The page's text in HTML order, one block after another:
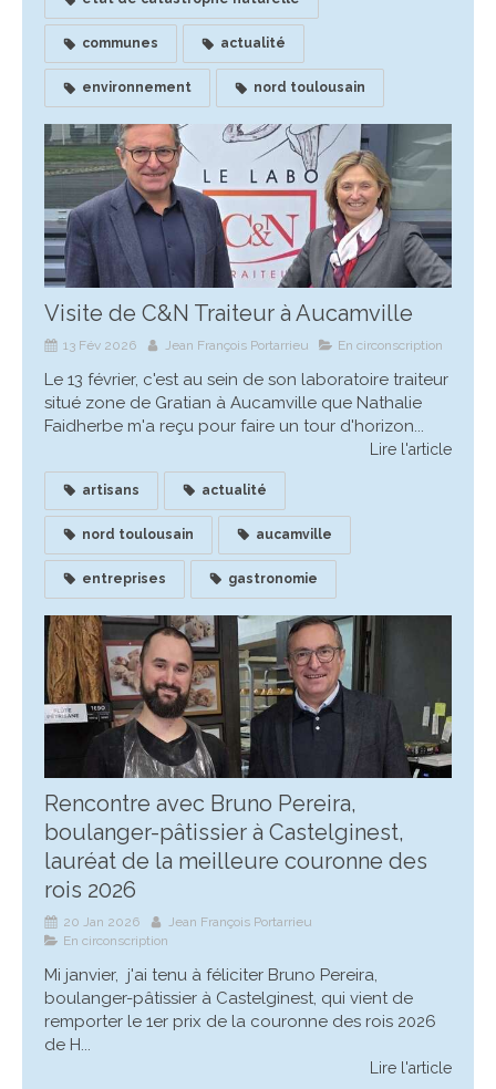
communes actualité
environnement nord toulousain
Visite de C&N Traiteur à Aucamville
13 Fév 2026 Jean François Portarrieu En circonscription
Le 13 février, c'est au sein de son laboratoire traiteur
situé zone de Gratian à Aucamville que Nathalie
Faidherbe m'a reçu pour faire un tour d'horizon...
Lire l'article
artisans actualité
nord toulousain aucamville
entreprises gastronomie
Rencontre avec Bruno Pereira,
boulanger-pâtissier à Castelginest,
lauréat de la meilleure couronne des
rois 2026
20 Jan 2026
Jean François Portarrieu
En circonscription
Mi janvier, j'ai tenu à féliciter Bruno Pereira,
boulanger-pâtissier à Castelginest, qui vient de
remporter le 1er prix de la couronne des rois 2026
de H...
Lire l'article